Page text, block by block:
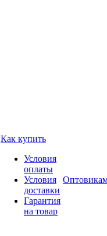
Как купить
Условия
оплаты
Условия
доставки
Гарантия
на товар